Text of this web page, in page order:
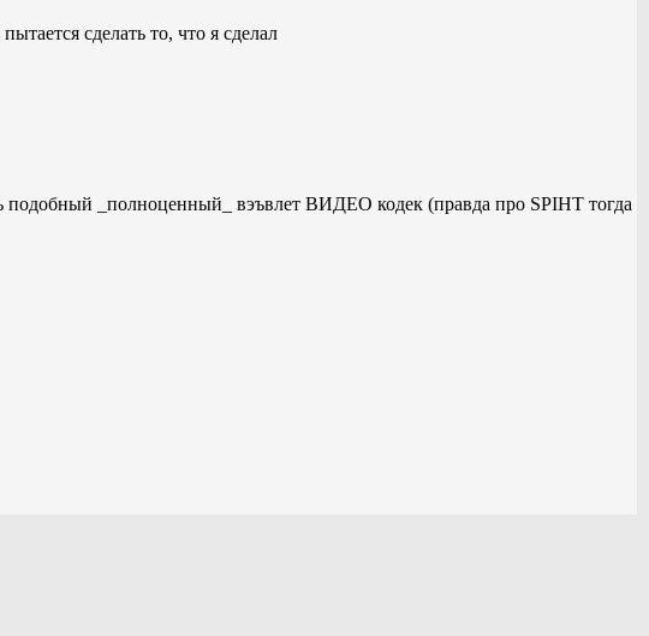
сделать то, что я сделал
_полноценный_ вэъвлет ВИДЕО кодек (правда про SPIHT тогда